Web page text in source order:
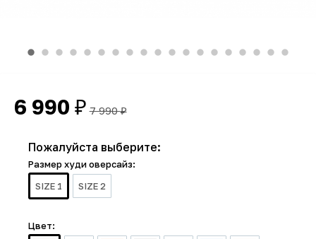
6 990 ₽ 7 990₽
Пожалуйста выберите:
Размер худи оверсайз:
SIZE 1
SIZE 2
Цвет: